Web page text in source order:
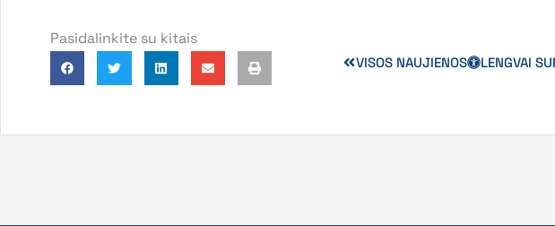
Pasidalinkite su kitais
VISOS NAUJIENOS LENGVAI